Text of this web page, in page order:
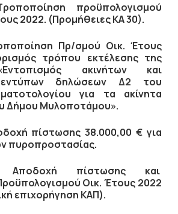
προϋπολογισμού
2022. (Προμήθειες ΚΑ 30).
Πρ/σμού Οικ. Έτους
τρόπου εκτέλεσης της
ακινήτων και
δηλώσεων Δ2 του
για τα ακίνητα
Δήμου Μυλοποτάμου».
πίστωσης 38.000,00 € για
πυροπροστασίας.
πίστωσης και
Οικ. Έτους 2022
επιχορήγηση ΚΑΠ).